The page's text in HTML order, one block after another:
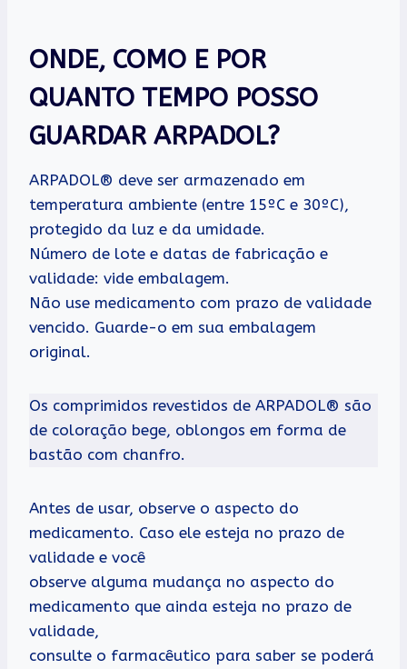
ONDE, COMO E POR
QUANTO TEMPO POSSO
GUARDAR ARPADOL?
ARPADOL® deve ser armazenado em
temperatura ambiente (entre 15ºC e 30ºC),
protegido da luz e da umidade.
Número de lote e datas de fabricação e
validade: vide embalagem.
Não use medicamento com prazo de validade
vencido. Guarde-o em sua embalagem
original.
Os comprimidos revestidos de ARPADOL® são
de coloração bege, oblongos em forma de
bastão com chanfro.
Antes de usar, observe o aspecto do
medicamento. Caso ele esteja no prazo de
validade e você
observe alguma mudança no aspecto do
medicamento que ainda esteja no prazo de
validade,
consulte o farmacêutico para saber se poderá